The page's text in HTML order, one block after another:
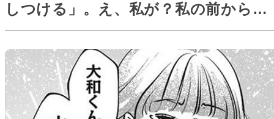
しつける」。え、私が？私の前から消
えていかないで…！【アンスタンダー